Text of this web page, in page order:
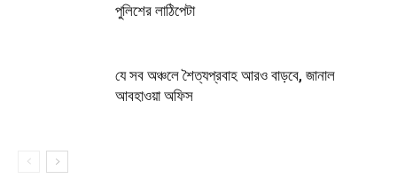
পুলিশের লাঠিপেটা
যে সব অঞ্চলে শৈত্যপ্রবাহ আরও বাড়বে, জানাল
আবহাওয়া অফিস